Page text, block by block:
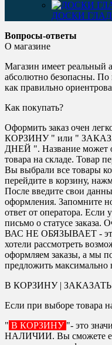
ДОСКИ
Вопросы-ответы
О магазине
Магазин имеет реальный
абсолютно безопасны.
как правильно
Как покупать?
Оформить заказ очен
КОРЗИНУ " или "
ДНЕЙ ". Название может
товара на складе. Товар
Вы выбрали все товары
перейдите в корзину,
После введите свои
оформления. Запомните
ответ от оператора. Если
письмо о статусе
ВАС НЕ ОБЯЗЫВАЕТ - это
хотели рассмотреть
оформляем заказы, а мы
предложить максимально
В КОРЗИНУ | ЗАКАЗАТЬ
Если при выборе товара
" В КОРЗИНУ "- это
НАЛИЧИИ. Вы сможете его